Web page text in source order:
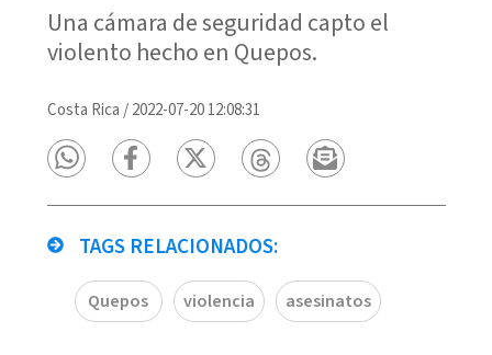
Una cámara de seguridad capto el
violento hecho en Quepos.
Costa Rica /2022-07-20 12:08:31
TAGS RELACIONADOS:
Quepos violencia asesinatos